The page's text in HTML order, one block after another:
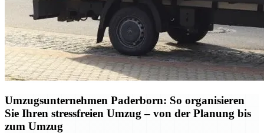
Umzugsunternehmen Paderborn: So organisieren
Sie Ihren stressfreien Umzug – von der Planung bis
zum Umzug